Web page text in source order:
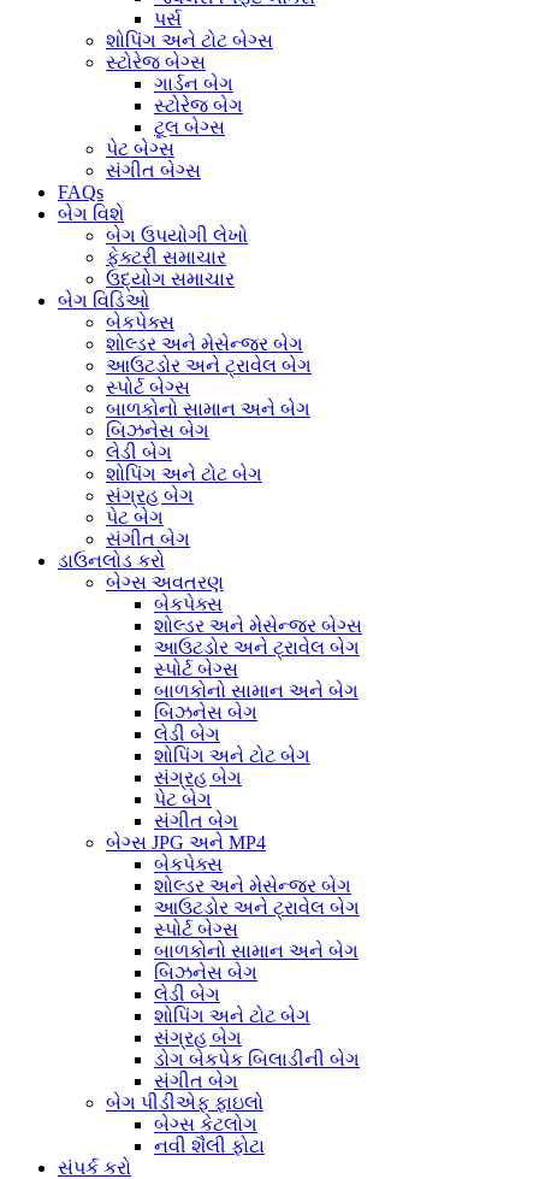
પર્સ
શોપિંગ અને ટોટ બેગ્સ
સ્ટોરેજ બેગ્સ
ગાર્ડન બેગ
સ્ટોરેજ બેગ
ટૂલ બેગ્સ
પેટ બેગ્સ
સંગીત બેગ્સ
FAQs
બેગ વિશે
બેગ ઉપયોગી લેખો
ફેક્ટરી સમાચાર
ઉદ્યોગ સમાચાર
બેગ વિડિઓ
બેકપેક્સ
શોલ્ડર અને મેસેન્જર બેગ
આઉટડોર અને ટ્રાવેલ બેગ
સ્પોર્ટ બેગ્સ
બાળકોનો સામાન અને બેગ
બિઝનેસ બેગ
લેડી બેગ
શોપિંગ અને ટોટ બેગ
સંગ્રહ બેગ
પેટ બેગ
સંગીત બેગ
ડાઉનલોડ કરો
બેગ્સ અવતરણ
બેકપેક્સ
શોલ્ડર અને મેસેન્જર બેગ્સ
આઉટડોર અને ટ્રાવેલ બેગ
સ્પોર્ટ બેગ્સ
બાળકોનો સામાન અને બેગ
બિઝનેસ બેગ
લેડી બેગ
શોપિંગ અને ટોટ બેગ
સંગ્રહ બેગ
પેટ બેગ
સંગીત બેગ
બેગ્સ JPG અને MP4
બેકપેક્સ
શોલ્ડર અને મેસેન્જર બેગ
આઉટડોર અને ટ્રાવેલ બેગ
સ્પોર્ટ બેગ્સ
બાળકોનો સામાન અને બેગ
બિઝનેસ બેગ
લેડી બેગ
શોપિંગ અને ટોટ બેગ
સંગ્રહ બેગ
ડોગ બેકપેક બિલાડીની બેગ
સંગીત બેગ
બેગ પીડીએફ ફાઇલો
બેગ્સ કેટલોગ
નવી શૈલી ફોટા
સંપર્ક કરો